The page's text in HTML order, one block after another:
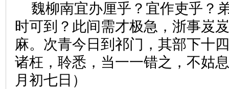
魏柳南宜办厘乎？宜作吏乎？
时可到？此间需才极急，浙事岌
麻。次青今日到祁门，其部下十
诸枉，聆悉，当一一错之，不姑
月初七日）